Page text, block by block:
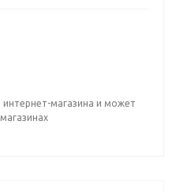
интернет-магазина и может